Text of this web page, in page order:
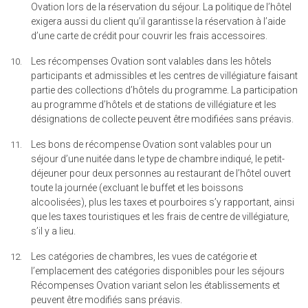
Ovation lors de la réservation du séjour. La politique de l’hôtel
exigera aussi du client qu’il garantisse la réservation à l’aide
d’une carte de crédit pour couvrir les frais accessoires.
Les récompenses Ovation sont valables dans les hôtels
participants et admissibles et les centres de villégiature faisant
partie des collections d’hôtels du programme. La participation
au programme d’hôtels et de stations de villégiature et les
désignations de collecte peuvent être modifiées sans préavis.
Les bons de récompense Ovation sont valables pour un
séjour d’une nuitée dans le type de chambre indiqué, le petit-
déjeuner pour deux personnes au restaurant de l’hôtel ouvert
toute la journée (excluant le buffet et les boissons
alcoolisées), plus les taxes et pourboires s’y rapportant, ainsi
que les taxes touristiques et les frais de centre de villégiature,
s’il y a lieu.
Les catégories de chambres, les vues de catégorie et
l’emplacement des catégories disponibles pour les séjours
Récompenses Ovation variant selon les établissements et
peuvent être modifiés sans préavis.